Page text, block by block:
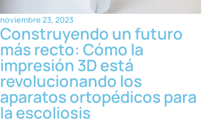
noviembre 23, 2023
Construyendo un futuro
más recto: Cómo la
impresión 3D está
revolucionando los
aparatos ortopédicos para
la escoliosis